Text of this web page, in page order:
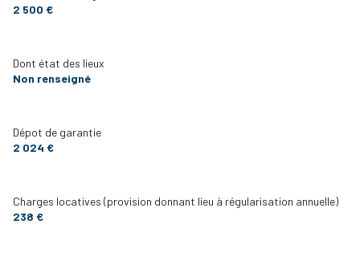
2 500 €
Dont état des lieux
Non renseigné
Dépot de garantie
2 024 €
Charges locatives (provision donnant lieu à régularisation annuelle)
238 €